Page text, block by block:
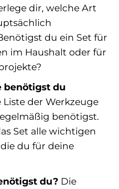
dir, welche Art
du ein Set für
im Haushalt oder für
benötigst du
Liste der Werkzeuge
benötigst.
Set alle wichtigen
du für deine
du? Die